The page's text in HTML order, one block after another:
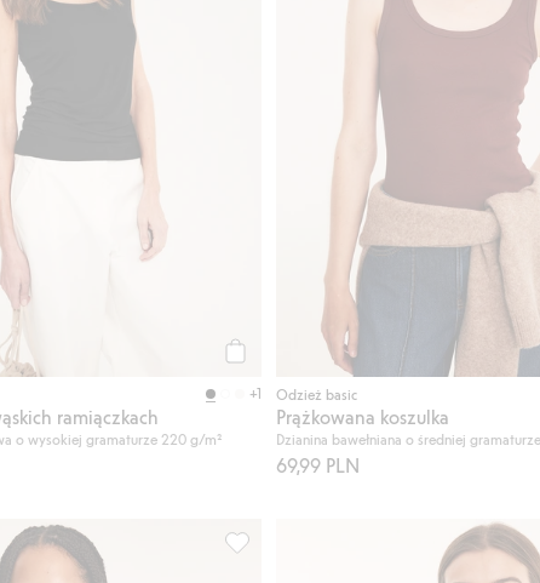
+1
ramiączkach
o wysokiej gramaturze 220 g/m²
Odzież basic
Prążkowana koszulka
Dzianina bawełniana o średniej
69,99 PLN
Dodaj do listy ulubioneKoszulka na wąskich ramiączkach,